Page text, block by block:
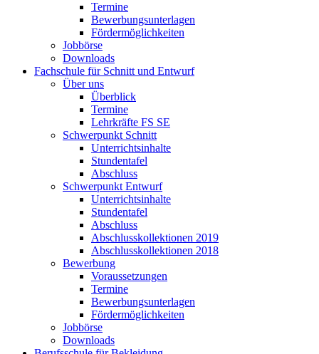
Termine
Bewerbungsunterlagen
Fördermöglichkeiten
Jobbörse
Downloads
Fachschule für Schnitt und Entwurf
Über uns
Überblick
Termine
Lehrkräfte FS SE
Schwerpunkt Schnitt
Unterrichtsinhalte
Stundentafel
Abschluss
Schwerpunkt Entwurf
Unterrichtsinhalte
Stundentafel
Abschluss
Abschlusskollektionen 2019
Abschlusskollektionen 2018
Bewerbung
Voraussetzungen
Termine
Bewerbungsunterlagen
Fördermöglichkeiten
Jobbörse
Downloads